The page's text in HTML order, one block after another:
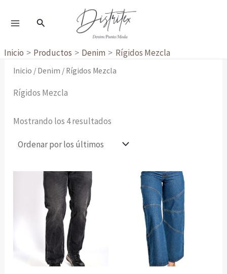
Buscar
Inicio Productos Denim Rígidos Mezcla
Inicio / Denim / Rígidos Mezcla
Rígidos Mezcla
Mostrando los 4 resultados
por
los
últimos